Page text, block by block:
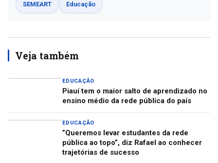
SEMEART Educação
Veja também
EDUCAÇÃO
Piauí tem o maior salto de aprendizado no
ensino médio da rede pública do país
EDUCAÇÃO
”Queremos levar estudantes da rede
pública ao topo”, diz Rafael ao conhecer
trajetórias de sucesso